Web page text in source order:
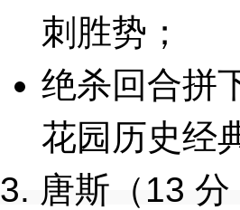
刺胜势；
绝杀回合拼
花园历史经
3. 唐斯（13